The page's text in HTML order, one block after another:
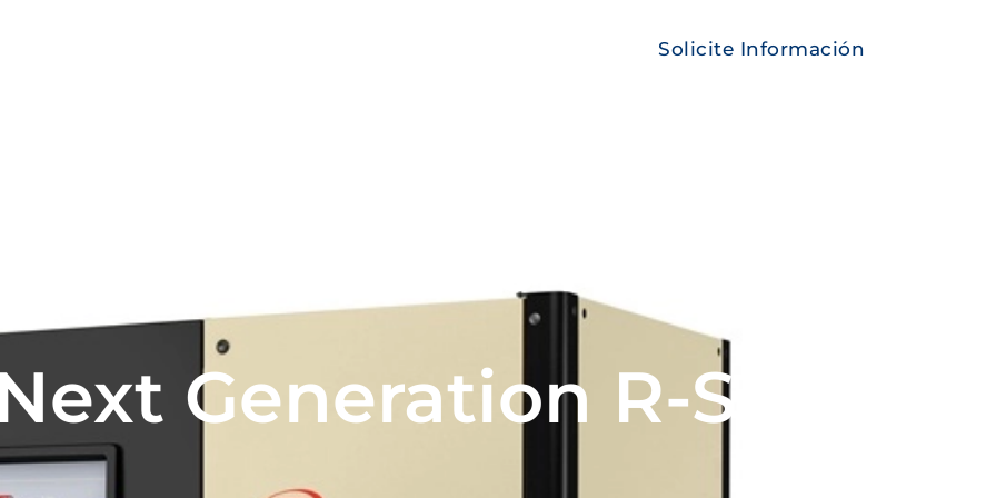
Solicite Información
de tornillo rotativo
Generation R-Series